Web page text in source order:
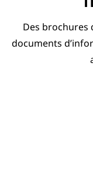
Des brochures
documents